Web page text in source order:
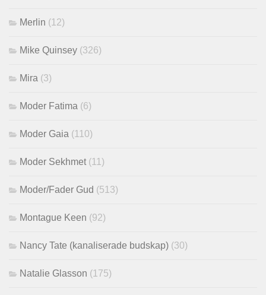
Merlin (12)
Mike Quinsey (326)
Mira (3)
Moder Fatima (6)
Moder Gaia (110)
Moder Sekhmet (11)
Moder/Fader Gud (513)
Montague Keen (92)
Nancy Tate (kanaliserade budskap) (30)
Natalie Glasson (175)